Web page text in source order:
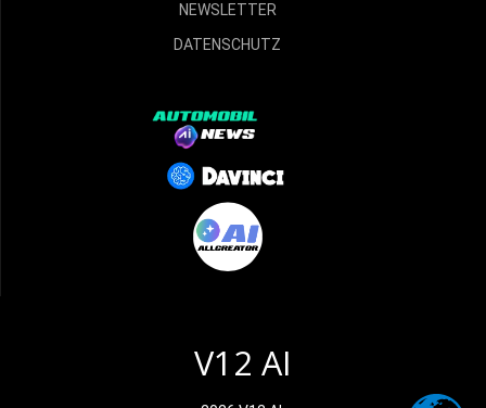
NEWSLETTER
DATENSCHUTZ
V12 AI